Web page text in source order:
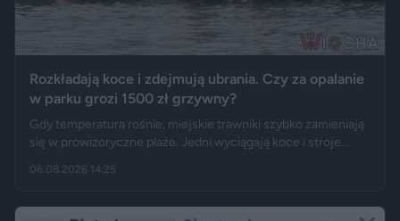
Rozkładają koce i zdejmują ubrania. Czy za opalanie
w parku grozi 1500 zł grzywny?
Gdy temperatura rośnie, miejskie trawniki szybko zamieniają
się w prowizoryczne plaże. Jedni wyciągają koce i stroje
legalne. Jak opisują Gazeta.pl i „Rzeczpospolita”, samo
06.08.2026 14:25